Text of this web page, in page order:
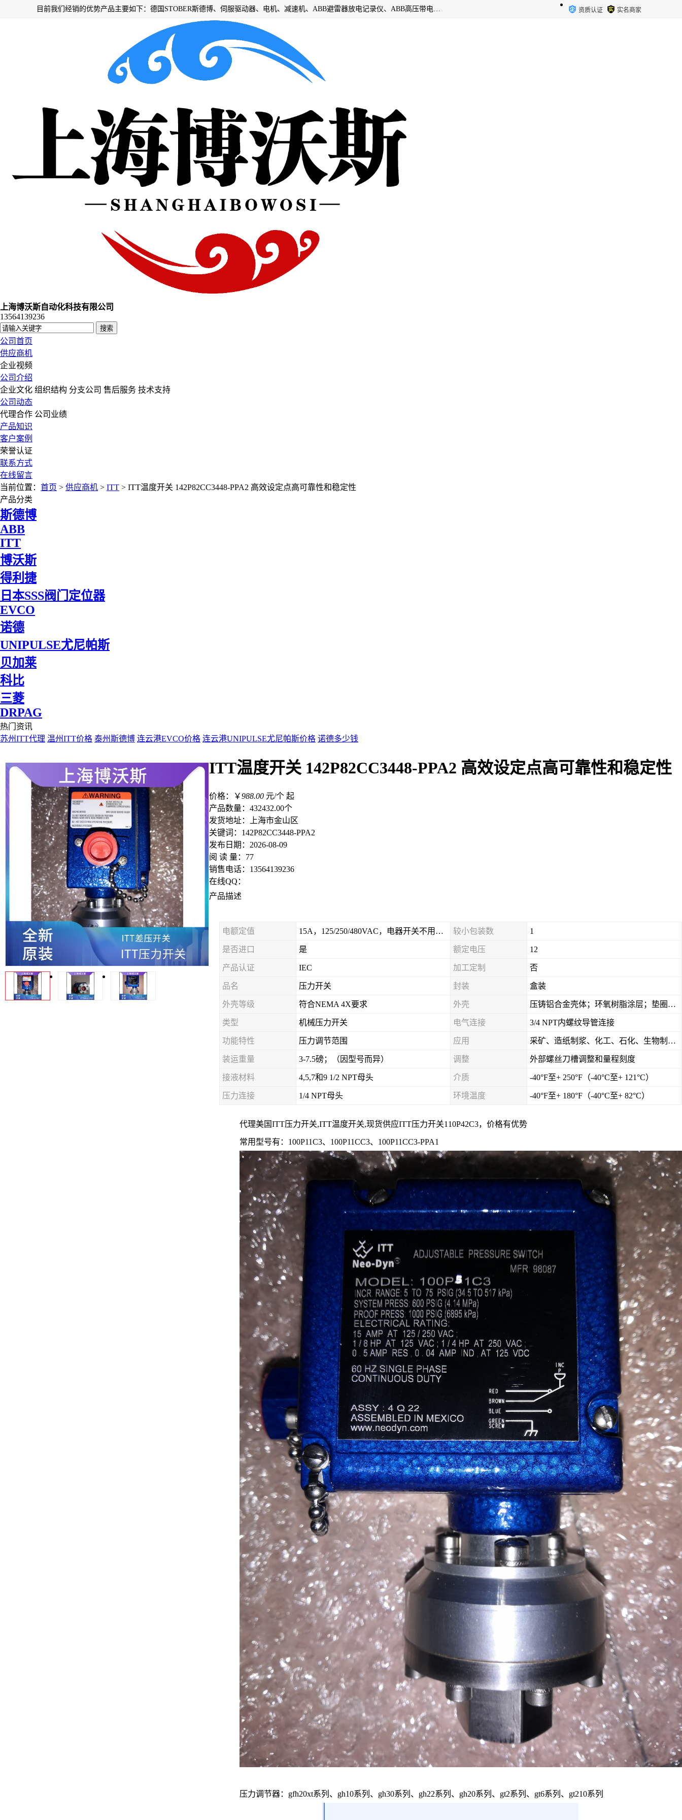
目前我们经销的优势产品主要如下：德国STOBER斯德博、伺服驱动器、电机、减速机、ABB避雷器放电记录仪、ABB高压带电指示器、模拟指示器、柜用照明灯、风机控制器、日本SSS阀门定位器；德国NORD诺德、德国SEW、ITT压力开关、ROSS、伦茨、WEST、ATOS、派克、SSS、三菱、 EVCO、 尤尼帕斯、日本三桥、三菱、威格士、KEB科比等等，品牌众多，无法一一列举！详情来电咨询 资质认证 实名商家
上海博沃斯自动化科技有限公司
13564139236
公司首页
供应商机
企业视频
公司介绍
企业文化 组织结构 分支公司 售后服务 技术支持
公司动态
代理合作 公司业绩
产品知识
客户案例
荣誉认证
联系方式
在线留言
当前位置： 首页 > 供应商机 > ITT > ITT温度开关 142P82CC3448-PPA2 高效设定点高可靠性和稳定性
产品分类
斯德博
ABB
ITT
博沃斯
得利捷
日本SSS阀门定位器
EVCO
诺德
UNIPULSE尤尼帕斯
贝加莱
科比
三菱
DRPAG
热门资讯
苏州ITT代理 温州ITT价格 泰州斯德博 连云港EVCO价格 连云港UNIPULSE尤尼帕斯价格 诺德多少钱
ITT温度开关 142P82CC3448-PPA2 高效设定点高可靠性和稳定性
价格：￥988.00 元/个 起
产品数量： 432432.00个
发货地址：
上海市金山区
关键词： 142P82CC3448-PPA2
发布日期： 2026-08-09
阅 读 量： 77
销售电话： 13564139236
在线QQ：
产品描述
电额定值 15A，125/250/480VAC，电器开关不用于直流电源形式 较小包装数 1
是否进口 是 额定电压 12
产品认证 IEC 加工定制 否
品名 压力开关 封装 盒装
外壳等级 符合NEMA 4X要求 外壳 压铸铝合金壳体；环氧树脂涂层；垫圈密封；卡紧螺丝
类型 机械压力开关 电气连接 3/4 NPT内螺纹导管连接
功能特性 压力调节范围 应用 采矿、造纸制浆、化工、石化、生物制药及传统工业应用领域
装运重量 3-7.5磅；（因型号而异） 调整 外部螺丝刀槽调整和量程刻度
接液材料 4,5,7和9 1/2 NPT母头 介质 -40°F至+ 250°F（-40°C至+ 121°C）
压力连接 1/4 NPT母头 环境温度 -40°F至+ 180°F（-40°C至+ 82°C）
代理美国ITT压力开关,ITT温度开关,现货供应ITT压力开关110P42C3，价格有优势
常用型号有：100P11C3、100P11CC3、100P11CC3-PPA1
压力调节器：gfh20xt系列、gh10系列、gh30系列、gh22系列、gh20系列、gt2系列、gt6系列、gt210系列